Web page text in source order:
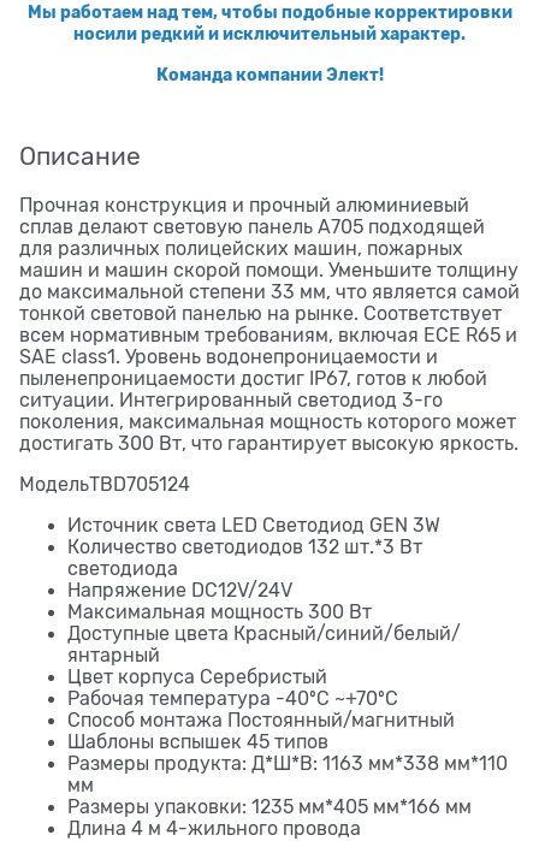
Мы работаем над тем, чтобы подобные корректировки
носили редкий и исключительный характер.
Команда компании Элект!
Описание
Прочная конструкция и прочный алюминиевый
сплав делают световую панель А705 подходящей
для различных полицейских машин, пожарных
машин и машин скорой помощи. Уменьшите толщину
до максимальной степени 33 мм, что является самой
тонкой световой панелью на рынке. Соответствует
всем нормативным требованиям, включая ECE R65 и
SAE class1. Уровень водонепроницаемости и
пыленепроницаемости достиг IP67, готов к любой
ситуации. Интегрированный светодиод 3-го
поколения, максимальная мощность которого может
достигать 300 Вт, что гарантирует высокую яркость.
МодельTBD705124
Источник света LED Светодиод GEN 3W
Количество светодиодов 132 шт.*3 Вт
светодиода
Напряжение DC12V/24V
Максимальная мощность 300 Вт
Доступные цвета Красный/синий/белый/
янтарный
Цвет корпуса Серебристый
Рабочая температура -40ºC ~+70ºC
Способ монтажа Постоянный/магнитный
Шаблоны вспышек 45 типов
Размеры продукта: Д*Ш*В: 1163 мм*338 мм*110
мм
Размеры упаковки: 1235 мм*405 мм*166 мм
Длина 4 м 4-жильного провода